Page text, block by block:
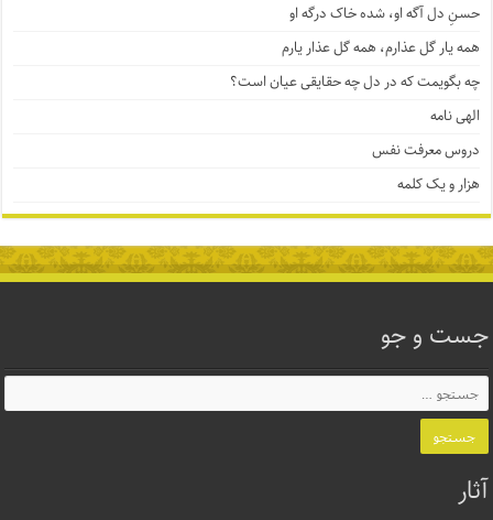
حسنِ دل آگه او، شده خاک درگه او
همه یار گل عذارم، همه گل عذار یارم
چه بگویمت که در دل چه حقایقی عیان است؟
الهی نامه
دروس معرفت نفس
هزار و یک کلمه
جست و جو
آثار